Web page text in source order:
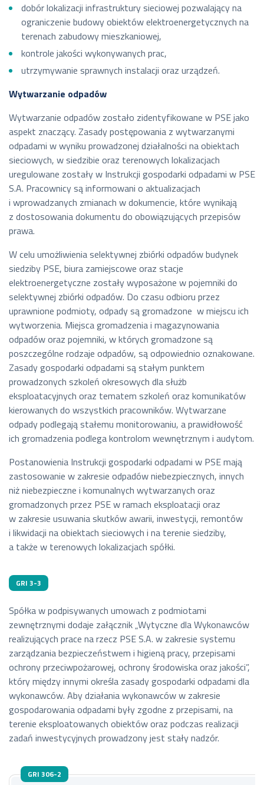
dobór lokalizacji infrastruktury sieciowej pozwalający na
ograniczenie budowy obiektów elektroenergetycznych na
terenach zabudowy mieszkaniowej,
kontrole jakości wykonywanych prac,
utrzymywanie sprawnych instalacji oraz urządzeń.
Wytwarzanie odpadów
Wytwarzanie odpadów zostało zidentyfikowane w PSE jako
aspekt znaczący. Zasady postępowania z wytwarzanymi
odpadami w wyniku prowadzonej działalności na obiektach
sieciowych, w siedzibie oraz terenowych lokalizacjach
uregulowane zostały w Instrukcji gospodarki odpadami w PSE
S.A. Pracownicy są informowani o aktualizacjach
i wprowadzanych zmianach w dokumencie, które wynikają
z dostosowania dokumentu do obowiązujących przepisów
prawa.
W celu umożliwienia selektywnej zbiórki odpadów budynek
siedziby PSE, biura zamiejscowe oraz stacje
elektroenergetyczne zostały wyposażone w pojemniki do
selektywnej zbiórki odpadów. Do czasu odbioru przez
uprawnione podmioty, odpady są gromadzone w miejscu ich
wytworzenia. Miejsca gromadzenia i magazynowania
odpadów oraz pojemniki, w których gromadzone są
poszczególne rodzaje odpadów, są odpowiednio oznakowane.
Zasady gospodarki odpadami są stałym punktem
prowadzonych szkoleń okresowych dla służb
eksploatacyjnych oraz tematem szkoleń oraz komunikatów
kierowanych do wszystkich pracowników. Wytwarzane
odpady podlegają stałemu monitorowaniu, a prawidłowość
ich gromadzenia podlega kontrolom wewnętrznym i audytom.
Postanowienia Instrukcji gospodarki odpadami w PSE mają
zastosowanie w zakresie odpadów niebezpiecznych, innych
niż niebezpieczne i komunalnych wytwarzanych oraz
gromadzonych przez PSE w ramach eksploatacji oraz
w zakresie usuwania skutków awarii, inwestycji, remontów
i likwidacji na obiektach sieciowych i na terenie siedziby,
a także w terenowych lokalizacjach spółki.
GRI 3-3
Spółka w podpisywanych umowach z podmiotami
zewnętrznymi dodaje załącznik „Wytyczne dla Wykonawców
realizujących prace na rzecz PSE S.A. w zakresie systemu
zarządzania bezpieczeństwem i higieną pracy, przepisami
ochrony przeciwpożarowej, ochrony środowiska oraz jakości”,
który między innymi określa zasady gospodarki odpadami dla
wykonawców. Aby działania wykonawców w zakresie
gospodarowania odpadami były zgodne z przepisami, na
terenie eksploatowanych obiektów oraz podczas realizacji
zadań inwestycyjnych prowadzony jest stały nadzór.
GRI 306-2